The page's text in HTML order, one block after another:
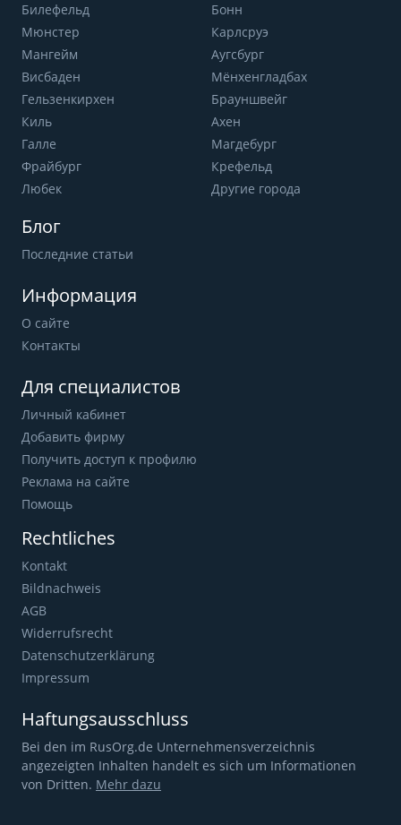
Билефельд
Бонн
Мюнстер
Карлсруэ
Мангейм
Аугсбург
Висбаден
Мёнхенгладбах
Гельзенкирхен
Брауншвейг
Киль
Ахен
Галле
Магдебург
Фрайбург
Крефельд
Любек
Другие города
Блог
Последние статьи
Информация
О сайте
Контакты
Для специалистов
Личный кабинет
Добавить фирму
Получить доступ к профилю
Реклама на сайте
Помощь
Rechtliches
Kontakt
Bildnachweis
AGB
Widerrufsrecht
Datenschutzerklärung
Impressum
Haftungsausschluss
Bei den im RusOrg.de Unternehmensverzeichnis
angezeigten Inhalten handelt es sich um Informationen
von Dritten. Mehr dazu